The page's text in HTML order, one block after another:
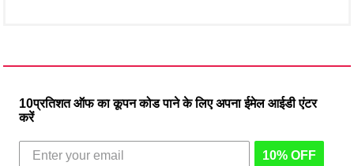
10प्रतिशत ऑफ का कूपन कोड पाने के लिए अपना ईमेल आईडी एंटर
करें
10% OFF